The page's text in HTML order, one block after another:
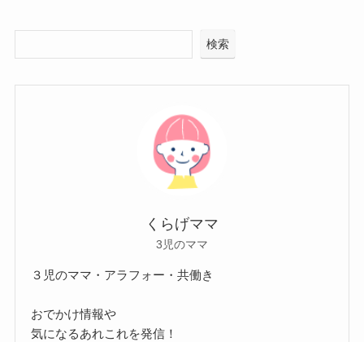
検索
くらげママ
3児のママ
３児のママ・アラフォー・共働き
おでかけ情報や
気になるあれこれを発信！